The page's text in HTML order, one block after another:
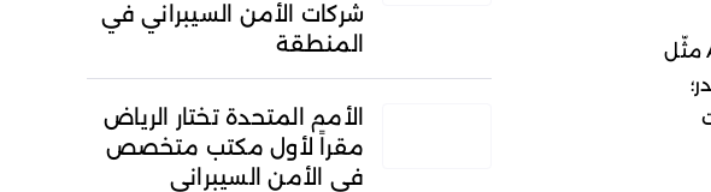
صرح أرفيند كريشنا، الرئيس التنفيذي لشركة IBM، بأن نموذج Mythos من Anthropic مثّل
شركات الأمن السيبراني في
المنطقة
الأمم المتحدة تختار الرياض
مقراً لأول مكتب متخصص
في الأمن السيبراني